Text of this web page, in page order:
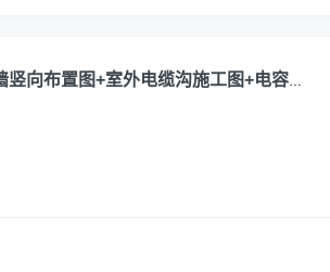
+构支架透视图及基础平面布置图+主变压器基础图+GIS基础详图